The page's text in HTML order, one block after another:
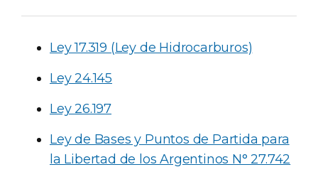
Ley 17.319 (Ley de Hidrocarburos)
Ley 24.145
Ley 26.197
Ley de Bases y Puntos de Partida para
la Libertad de los Argentinos N° 27.742